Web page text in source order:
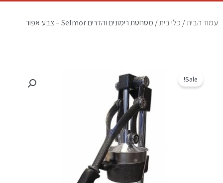
עמוד הבית/ כלי בית/ מסחטת רימונים והדרים Selmor – צבע אפור
Sale!